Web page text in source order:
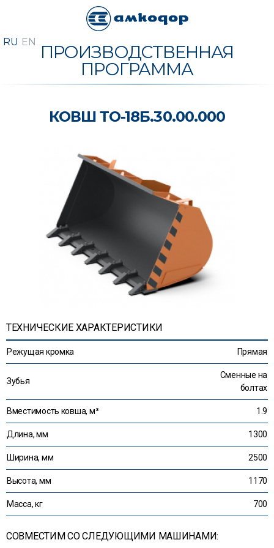
ПРОИЗВОДСТВЕННАЯ
ПРОГРАММА
КОВШ ТО-18Б.30.00.000
ТЕХНИЧЕСКИЕ ХАРАКТЕРИСТИКИ
Режущая кромка Прямая
Зубья
Сменные на
болтах
Вместимость ковша, м³ 1.9
Длина, мм 1300
Ширина, мм 2500
Высота, мм 1170
Масса, кг 700
СОВМЕСТИМ СО СЛЕДУЮЩИМИ МАШИНАМИ: